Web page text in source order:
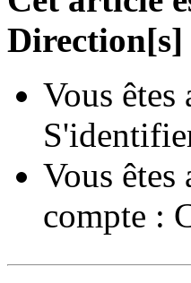
Direction[s]
Vous
Vous êtes
compte :